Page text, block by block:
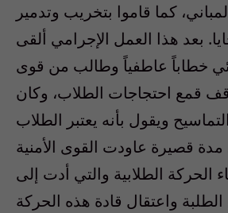
كما قاموا بتخريب وتدمير
بعد هذا العمل الإجرامي ألقى
خطاباً عاطفياً وطالب من قوى
قمع احتجاجات الطلاب، وكان
ويقول بأنه يعتبر الطلاب
مدة قصيرة عاودت القوى الأمنية
الحركة الطلابية والتي أدت إلى
واعتقال قادة هذه الحركة